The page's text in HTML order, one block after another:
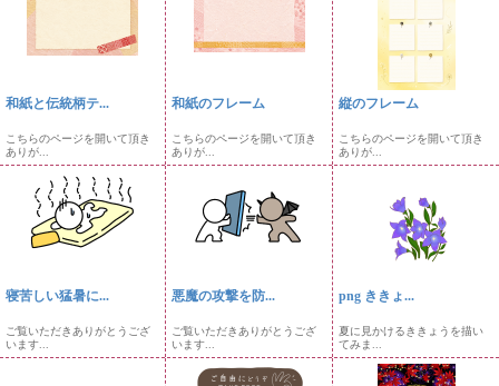
和紙と伝統柄テ...
こちらのページを開いて頂き
ありが...
和紙のフレーム
こちらのページを開いて頂き
ありが...
縦のフレーム
こちらのページを開いて頂き
ありが...
寝苦しい猛暑に...
ご覧いただきありがとうござ
います...
悪魔の攻撃を防...
ご覧いただきありがとうござ
います...
png ききょ...
夏に見かけるききょうを描い
てみま...